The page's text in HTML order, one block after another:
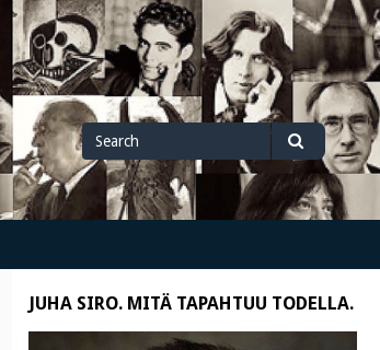
Search
for
Search
JUHA SIRO. MITÄ TAPAHTUU TODELLA.